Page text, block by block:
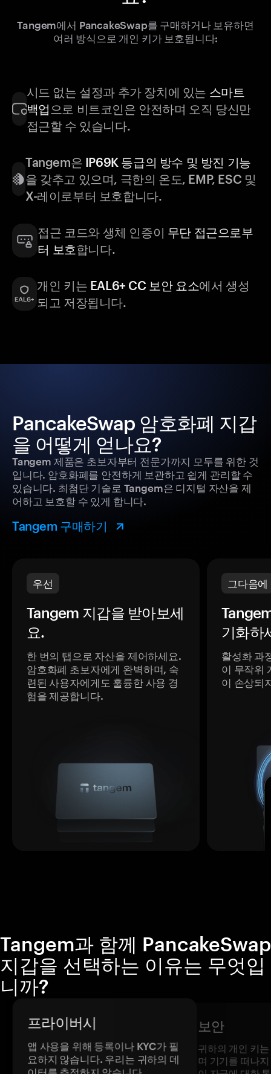
Tangem에서 PancakeSwap를 구매하거나 보유하면
여러 방식으로 개인 키가 보호됩니다:
시드 없는 설정과 추가 장치에 있는 스마트
백업 으로 비트코인은 안전하며 오직 당신만
접근할 수 있습니다.
Tangem은 IP69K 등급의 방수 및 방진 기능
을 갖추고 있으며, 극한의 온도, EMP, ESC 및
X-레이로부터 보호합니다.
접근 코드와 생체 인증이 무단 접근으로부
터 보호합니다.
개인 키는 EAL6+ CC 보안 요소에서 생성
되고 저장됩니다.
PancakeSwap 암호화폐 지갑
을 어떻게 얻나요?
Tangem 제품은 초보자부터 전문가까지 모두를 위한 것
입니다. 암호화폐를 안전하게 보관하고 쉽게 관리할 수
있습니다. 최첨단 기술로 Tangem은 디지털 자산을 제
어하고 보호할 수 있게 합니다.
Tangem 구매하기
우선
Tangem 지갑을 받아보세
요.
한 번의 탭으로 자산을 제어하세요.
암호화폐 초보자에게 완벽하며, 숙
련된 사용자에게도 훌륭한 사용 경
험을 제공합니다.
그다음에
기화하
활성화 과
이 무작위
이 손상되
Tangem과 함께 PancakeSwap
지갑을 선택하는 이유는 무엇입
니까?
프라이버시
앱 사용을 위해 등록이나 KYC가 필
요하지 않습니다. 우리는 귀하의 데
보안
귀하의 개인 키
며 기기를 떠나